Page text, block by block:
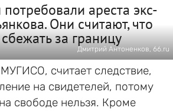
ареста экс-
Они считают, что
за границу
Дмитрий Антоненков, 66.ru
считает следствие,
на свидетелей, потому
свободе нельзя. Кроме